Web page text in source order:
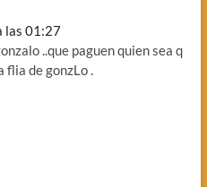
las 01:27
..que paguen quien sea q
flia de gonzLo .